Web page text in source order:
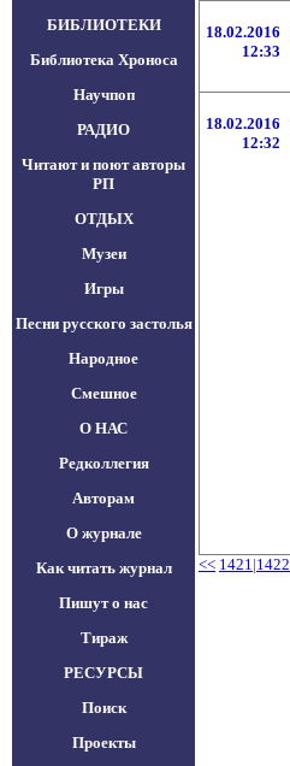
БИБЛИОТЕКИ
Библиотека Хроноса
Научпоп
РАДИО
Читают и поют авторы
РП
ОТДЫХ
Музеи
Игры
Песни русского застолья
Народное
Смешное
О НАС
Редколлегия
Авторам
О журнале
Как читать журнал
Пишут о нас
Тираж
РЕСУРСЫ
Поиск
Проекты
18.02.2016
12:33
18.02.2016
12:32
<< 1421|1422